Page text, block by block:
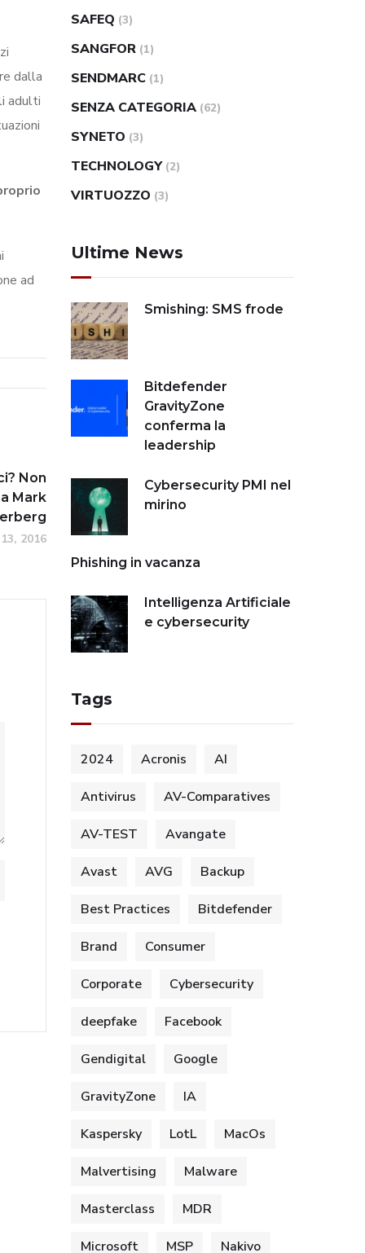
dalla
adulti
ad
Non
Mark
2016
SAFEQ (3)
SANGFOR (1)
SENDMARC (1)
SENZA CATEGORIA (62)
SYNETO (3)
TECHNOLOGY (2)
VIRTUOZZO (3)
Ultime News
Smishing: SMS frode
Bitdefender
GravityZone
conferma la
leadership
Cybersecurity PMI nel
mirino
Phishing in vacanza
Intelligenza Artificiale
e cybersecurity
Tags
2024 Acronis AI
Antivirus AV-Comparatives
AV-TEST Avangate
Avast AVG Backup
Best Practices Bitdefender
Brand Consumer
Corporate Cybersecurity
deepfake Facebook
Gendigital Google
GravityZone IA
Kaspersky LotL MacOs
Malvertising Malware
Masterclass MDR
Microsoft MSP Nakivo